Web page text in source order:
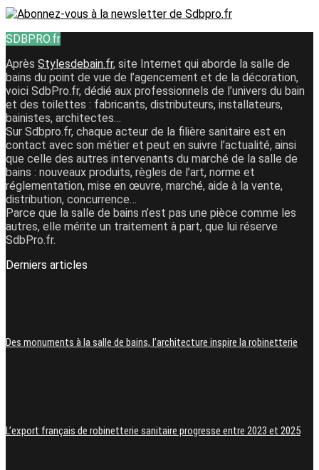
SDBPRO.fr
Après Stylesdebain.fr, site Internet qui aborde la salle de
bains du point de vue de l’agencement et de la décoration,
voici SdbPro.fr, dédié aux professionnels de l’univers du bain
et des toilettes : fabricants, distributeurs, installateurs,
bainistes, architectes…
Sur Sdbpro.fr, chaque acteur de la filière sanitaire est en
contact avec son métier et peut en suivre l’actualité, ainsi
que celle des autres intervenants du marché de la salle de
bains : nouveaux produits, règles de l’art, norme et
réglementation, mise en œuvre, marché, aide à la vente,
distribution, concurrence…
Parce que la salle de bains n’est pas une pièce comme les
autres, elle mérite un traitement à part, que lui réserve
SdbPro.fr.
Derniers articles
Des monuments à la salle de bains, l’architecture inspire la robinetterie
L’export français de robinetterie sanitaire progresse entre 2023 et 2025